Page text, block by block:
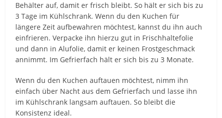
Behälter auf, damit er frisch bleibt. So hält er sich bis zu
3 Tage im Kühlschrank. Wenn du den Kuchen für
längere Zeit aufbewahren möchtest, kannst du ihn auch
einfrieren. Verpacke ihn hierzu gut in Frischhaltefolie
und dann in Alufolie, damit er keinen Frostgeschmack
annimmt. Im Gefrierfach hält er sich bis zu 3 Monate.
Wenn du den Kuchen auftauen möchtest, nimm ihn
einfach über Nacht aus dem Gefrierfach und lasse ihn
im Kühlschrank langsam auftauen. So bleibt die
Konsistenz ideal.